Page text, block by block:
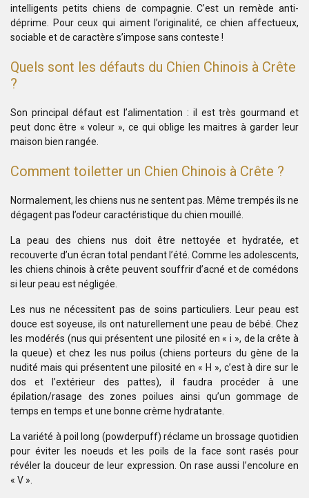
intelligents petits chiens de compagnie. C’est un remède anti-
déprime.
Pour ceux qui aiment l’originalité, ce chien affectueux,
sociable et de caractère s’impose sans conteste !
Quels sont les défauts du Chien Chinois à Crête
?
Son principal défaut est l’alimentation : il est très gourmand et
peut donc être « voleur », ce qui oblige les maitres à garder leur
maison bien rangée.
Comment toiletter un Chien Chinois à Crête ?
Normalement, les chiens nus ne sentent pas. Même trempés ils ne
dégagent pas l’odeur caractéristique du chien mouillé.
La peau des chiens nus doit être nettoyée et hydratée, et
recouverte d’un écran total pendant l’été. Comme les adolescents,
les chiens chinois à crête peuvent souffrir d’acné et de comédons
si leur peau est négligée.
Les nus ne nécessitent pas de soins particuliers. Leur peau est
douce est soyeuse, ils ont naturellement une peau de bébé. Chez
les modérés (nus qui présentent une pilosité en « i », de la crête à
la queue) et chez les nus poilus (chiens porteurs du gène de la
nudité mais qui présentent une pilosité en « H », c’est à dire sur le
dos et l’extérieur des pattes), il faudra procéder à une
épilation/rasage des zones poilues ainsi qu’un gommage de
temps en temps et une bonne crème hydratante.
La variété à poil long (powderpuff) réclame un brossage quotidien
pour éviter les noeuds et les poils de la face sont rasés pour
révéler la douceur de leur expression. On rase aussi l’encolure en
« V ».